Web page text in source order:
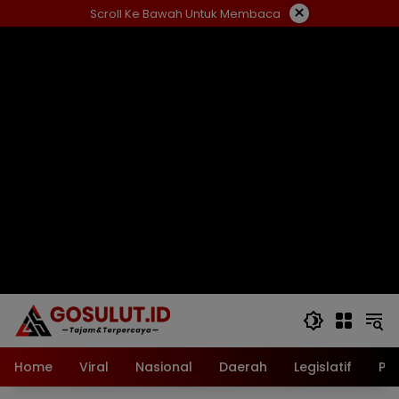
ke
Scroll Ke Bawah Untuk Membaca ×
Home Viral Nasional Daerah Legislatif